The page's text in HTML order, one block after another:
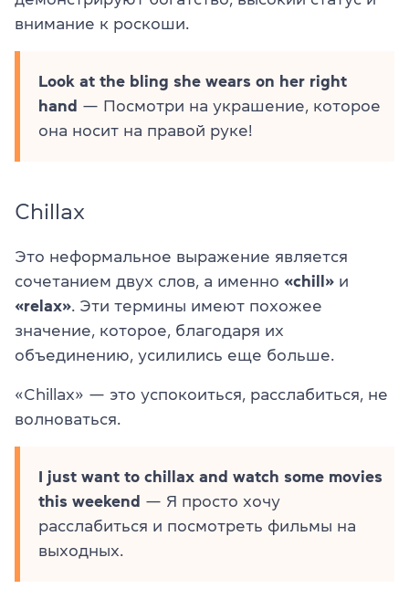
внимание к роскоши.
Look at the bling she wears on her right
hand — Посмотри на украшение, которое
она носит на правой руке!
Chillax
Это неформальное выражение является
сочетанием двух слов, а именно «chill» и
«relax». Эти термины имеют похожее
значение, которое, благодаря их
объединению, усилились еще больше.
«Chillax» — это успокоиться, расслабиться, не
волноваться.
I just want to chillax and watch some movies
this weekend — Я просто хочу
расслабиться и посмотреть фильмы на
выходных.